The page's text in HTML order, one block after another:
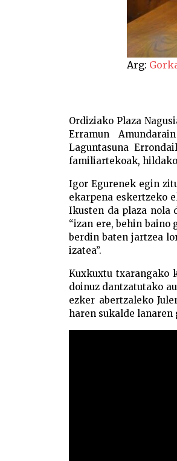
Arg:
Ordiziako Plaza
Erramun
Laguntasuna
familiartekoak,
Igor Egurenek egin
ekarpena eskertzeko
Ikusten da plaza nola
“izan ere, behin baino
berdin baten jartzea
izatea”.
Kuxkuxtu txarangako
doinuz dantzatutako
ezker abertzaleko
haren sukalde lanaren